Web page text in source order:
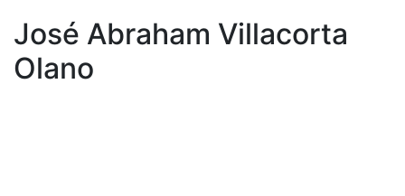
José Abraham Villacorta
Olano